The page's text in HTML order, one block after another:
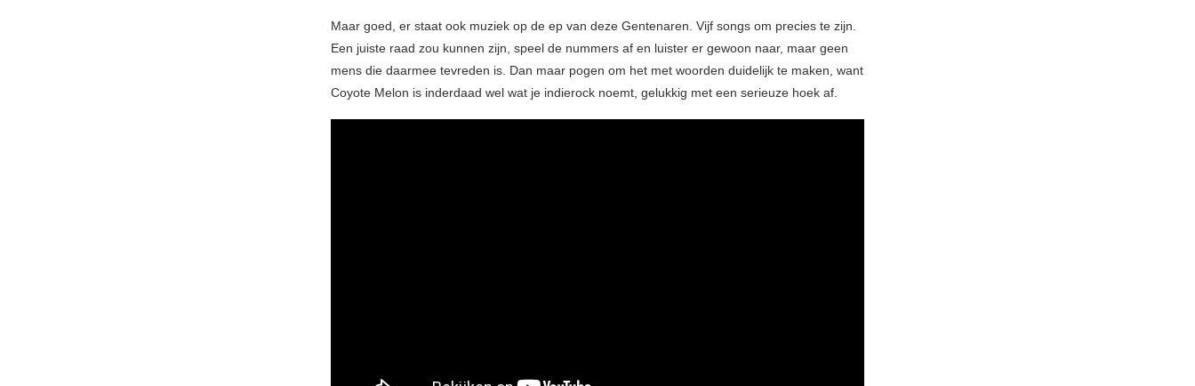
Maar goed, er staat ook muziek op de ep van deze Gentenaren. Vijf songs om precies te zijn.
Een juiste raad zou kunnen zijn, speel de nummers af en luister er gewoon naar, maar geen
mens die daarmee tevreden is. Dan maar pogen om het met woorden duidelijk te maken, want
Coyote Melon is inderdaad wel wat je indierock noemt, gelukkig met een serieuze hoek af.